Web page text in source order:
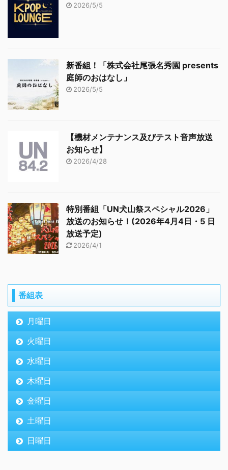
2026/5/5
新番組！「株式会社尾張名秀園 presents
庭師のおはなし」
2026/5/5
【機材メンテナンス及びテスト音声放送
お知らせ】
2026/4/28
特別番組「UN犬山祭スペシャル2026」
放送のお知らせ！(2026年4月4日・5 日
放送予定)
2026/4/1
番組表
月曜日
火曜日
水曜日
木曜日
金曜日
土曜日
日曜日